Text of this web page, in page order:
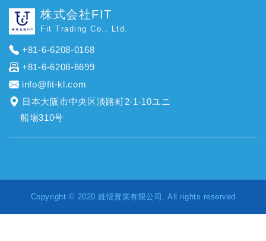
株式会社FIT
Fit Trading Co., Ltd.
+81-6-6208-0168
+81-6-6208-6699
info@fit-kl.com
日本大阪市中央区淡路町2-1-10ユニ
船場310号
Copyright © 2020 維恆實業有限公司. All rights reserved